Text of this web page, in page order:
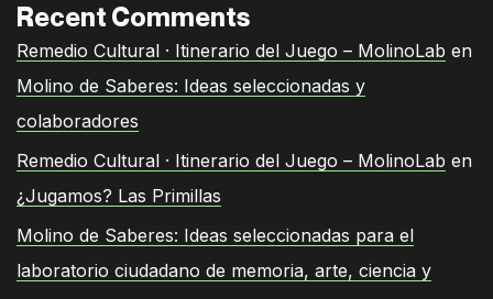
Recent Comments
Remedio Cultural · Itinerario del Juego – MolinoLab en
Molino de Saberes: Ideas seleccionadas y
colaboradores
Remedio Cultural · Itinerario del Juego – MolinoLab en
¿Jugamos? Las Primillas
Molino de Saberes: Ideas seleccionadas para el
laboratorio ciudadano de memoria, arte, ciencia y